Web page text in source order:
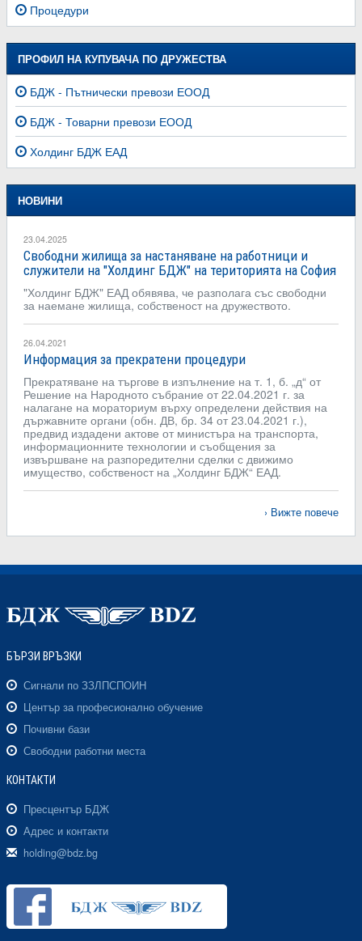
Процедури
ПРОФИЛ НА КУПУВАЧА ПО ДРУЖЕСТВА
БДЖ - Пътнически превози ЕООД
БДЖ - Товарни превози ЕООД
Холдинг БДЖ ЕАД
НОВИНИ
23.04.2025
Свободни жилища за настаняване на работници и
служители на "Холдинг БДЖ" на територията на София
"Холдинг БДЖ" ЕАД обявява, че разполага със свободни
за наемане жилища, собственост на дружеството.
26.04.2021
Информация за прекратени процедури
Прекратяване на търгове в изпълнение на т. 1, б. „д“ от
Решение на Народното събрание от 22.04.2021 г. за
налагане на мораториум върху определени действия на
държавните органи (обн. ДВ, бр. 34 от 23.04.2021 г.),
предвид издадени актове от министъра на транспорта,
информационните технологии и съобщения за
извършване на разпоредителни сделки с движимо
имущество, собственост на „Холдинг БДЖ“ ЕАД.
Вижте повече
БЪРЗИ ВРЪЗКИ
Сигнали по ЗЗЛПСПОИН
Център за професионално обучение
Почивни бази
Свободни работни места
КОНТАКТИ
Пресцентър БДЖ
Адрес и контакти
holding@bdz.bg